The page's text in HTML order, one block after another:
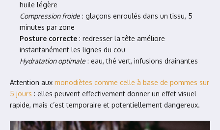
huile légère
Compression froide: glaçons enroulés dans un tissu, 5
minutes par zone
Posture correcte : redresser la tête améliore
instantanément les lignes du cou
Hydratation optimale: eau, thé vert, infusions drainantes
Attention aux monodiètes comme celle à base de pommes sur
5 jours : elles peuvent effectivement donner un effet visuel
rapide, mais c’est temporaire et potentiellement dangereux.